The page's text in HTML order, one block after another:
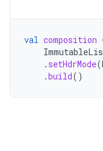
val composition
. setHdrMode(
.build()